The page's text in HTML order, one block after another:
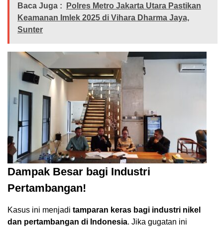
Baca Juga :
Polres Metro Jakarta Utara Pastikan
Keamanan Imlek 2025 di Vihara Dharma Jaya,
Sunter
Dampak Besar bagi Industri
Pertambangan!
Kasus ini menjadi tamparan keras bagi industri nikel
dan pertambangan di Indonesia. Jika gugatan ini